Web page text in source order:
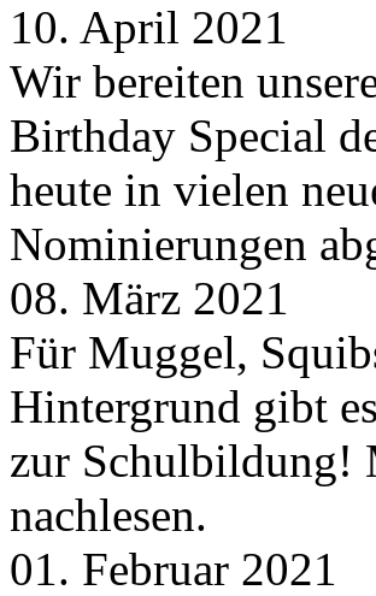
10. April 2021
Wir bereiten
Birthday Special
heute in vielen
Nominierungen
08. März 2021
Für Muggel,
Hintergrund gibt
zur Schulbildung!
nachlesen.
01. Februar 2021